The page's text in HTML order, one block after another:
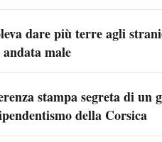
dare più terre agli
male
stampa segreta di un
della Corsica